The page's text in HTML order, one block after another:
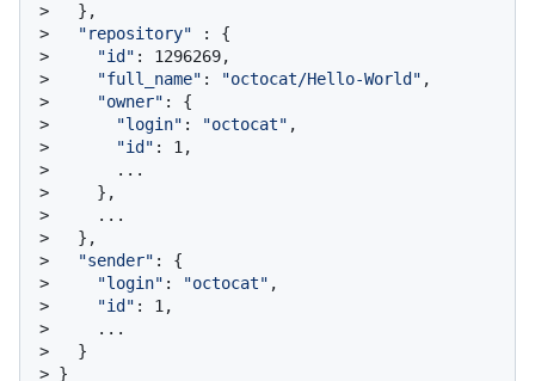
>
  },
>
"repository" : {
>
"id" : 1296269,
>
"full_name" : "octocat/Hello-World" ,
>
"owner" : {
>
"login" : "octocat" ,
>
"id" : 1,
>
      ...
>
    },
>
    ...
>
  },
>
"sender" : {
>
"login" : "octocat" ,
>
"id" : 1,
>
    ...
>
  }
> }